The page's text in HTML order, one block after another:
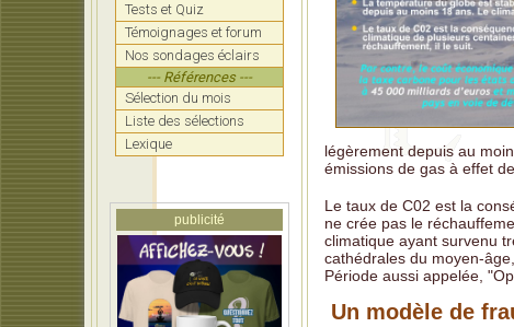
Tests et Quiz
Témoignages et forum
Nos sondages éclairs
--- Références ---
Sélection du mois
Liste des sélections
Lexique
publicité
pour les
légèrement depuis au
émissions de gas à effet
Le taux de C02 est la
ne crée pas le
climatique ayant survenu
cathédrales du moyen-
Période aussi appelée,
Un modèle de